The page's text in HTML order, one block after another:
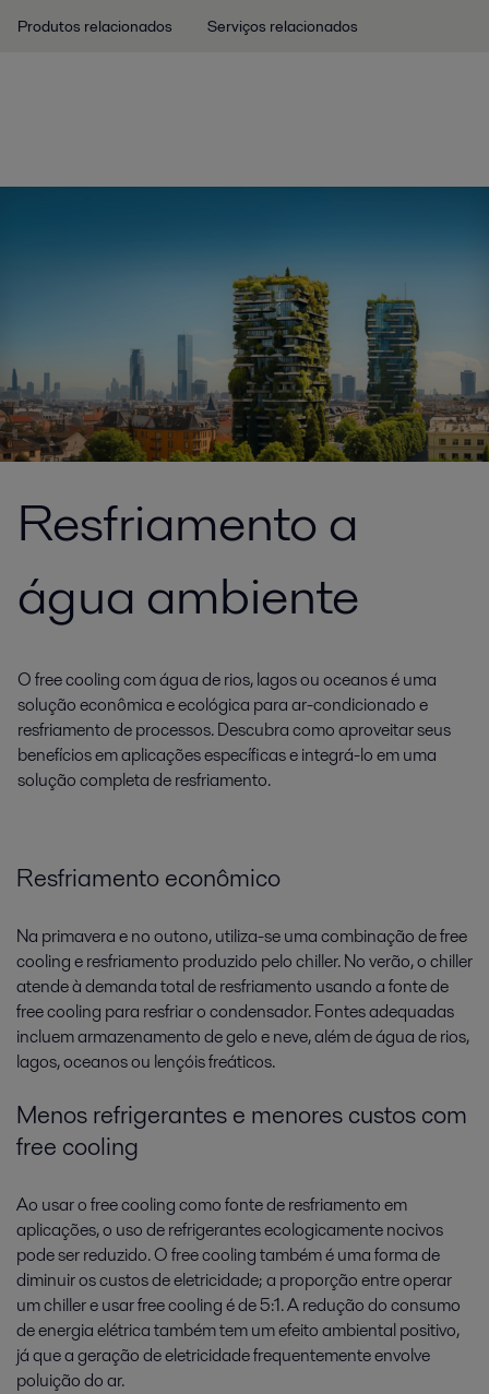
Produtos relacionados Serviços relacionados
Resfriamento a
água ambiente
O free cooling com água de rios, lagos ou oceanos é uma
solução econômica e ecológica para ar-condicionado e
resfriamento de processos. Descubra como aproveitar seus
benefícios em aplicações específicas e integrá-lo em uma
solução completa de resfriamento.
Resfriamento econômico
Na primavera e no outono, utiliza-se uma combinação de free
cooling e resfriamento produzido pelo chiller. No verão, o chiller
atende à demanda total de resfriamento usando a fonte de
free cooling para resfriar o condensador. Fontes adequadas
incluem armazenamento de gelo e neve, além de água de rios,
lagos, oceanos ou lençóis freáticos.
Menos refrigerantes e menores custos com
free cooling
Ao usar o free cooling como fonte de resfriamento em
aplicações, o uso de refrigerantes ecologicamente nocivos
pode ser reduzido. O free cooling também é uma forma de
diminuir os custos de eletricidade; a proporção entre operar
um chiller e usar free cooling é de 5:1. A redução do consumo
de energia elétrica também tem um efeito ambiental positivo,
já que a geração de eletricidade frequentemente envolve
poluição do ar.